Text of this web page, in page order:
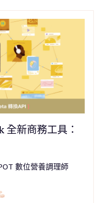
全新商務工具：
數位營養調理師